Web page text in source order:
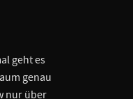
geht es
genau
nur über